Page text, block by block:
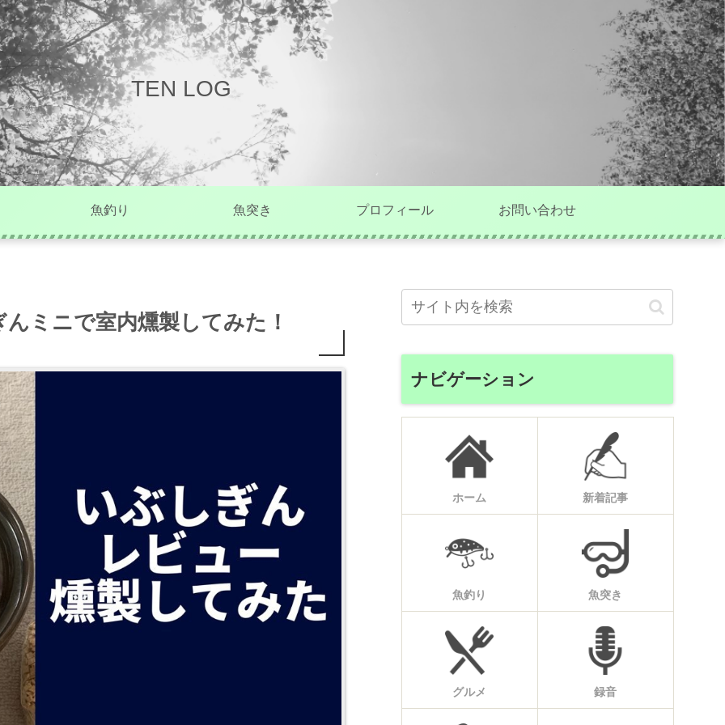
TEN LOG
魚釣り 魚突き プロフィール お問い合わせ
ミニで室内燻製してみた！
ナビゲーション
ホーム 新着記事
魚釣り 魚突き
グルメ 録音